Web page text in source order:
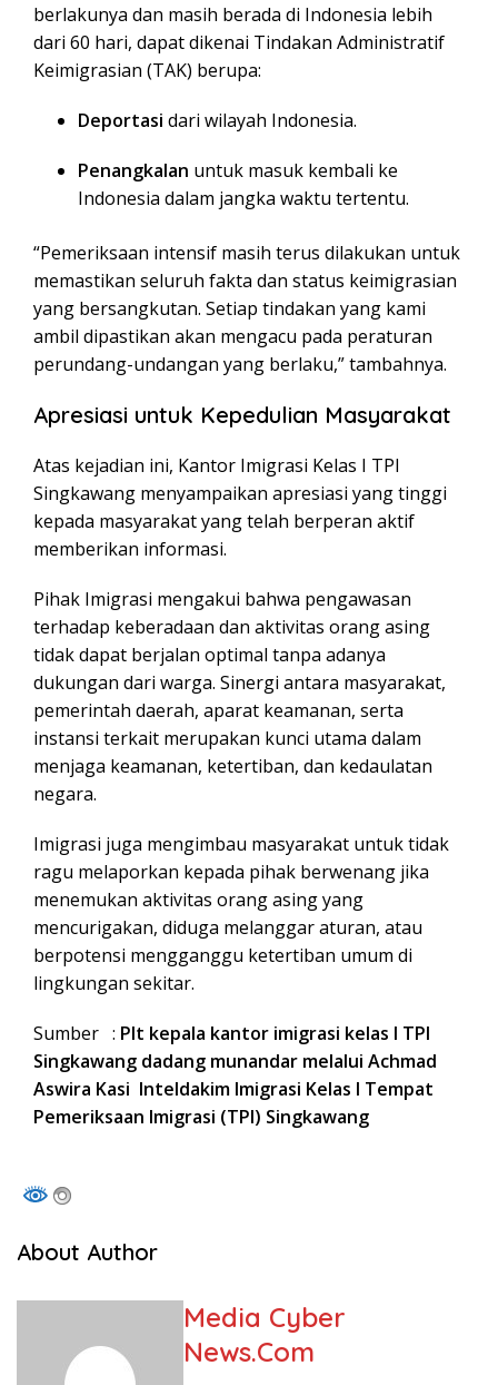
berlakunya dan masih berada di Indonesia lebih
dari 60 hari, dapat dikenai Tindakan Administratif
Keimigrasian (TAK) berupa:
Deportasi dari wilayah Indonesia.
Penangkalan untuk masuk kembali ke
Indonesia dalam jangka waktu tertentu.
“Pemeriksaan intensif masih terus dilakukan untuk
memastikan seluruh fakta dan status keimigrasian
yang bersangkutan. Setiap tindakan yang kami
ambil dipastikan akan mengacu pada peraturan
perundang-undangan yang berlaku,” tambahnya.
Apresiasi untuk Kepedulian Masyarakat
Atas kejadian ini, Kantor Imigrasi Kelas I TPI
Singkawang menyampaikan apresiasi yang tinggi
kepada masyarakat yang telah berperan aktif
memberikan informasi.
Pihak Imigrasi mengakui bahwa pengawasan
terhadap keberadaan dan aktivitas orang asing
tidak dapat berjalan optimal tanpa adanya
dukungan dari warga. Sinergi antara masyarakat,
pemerintah daerah, aparat keamanan, serta
instansi terkait merupakan kunci utama dalam
menjaga keamanan, ketertiban, dan kedaulatan
negara.
Imigrasi juga mengimbau masyarakat untuk tidak
ragu melaporkan kepada pihak berwenang jika
menemukan aktivitas orang asing yang
mencurigakan, diduga melanggar aturan, atau
berpotensi mengganggu ketertiban umum di
lingkungan sekitar.
Sumber : Plt kepala kantor imigrasi kelas I TPI
Singkawang dadang munandar melalui Achmad
Aswira Kasi Inteldakim Imigrasi Kelas I Tempat
Pemeriksaan Imigrasi (TPI) Singkawang
About Author
Media Cyber
News.Com